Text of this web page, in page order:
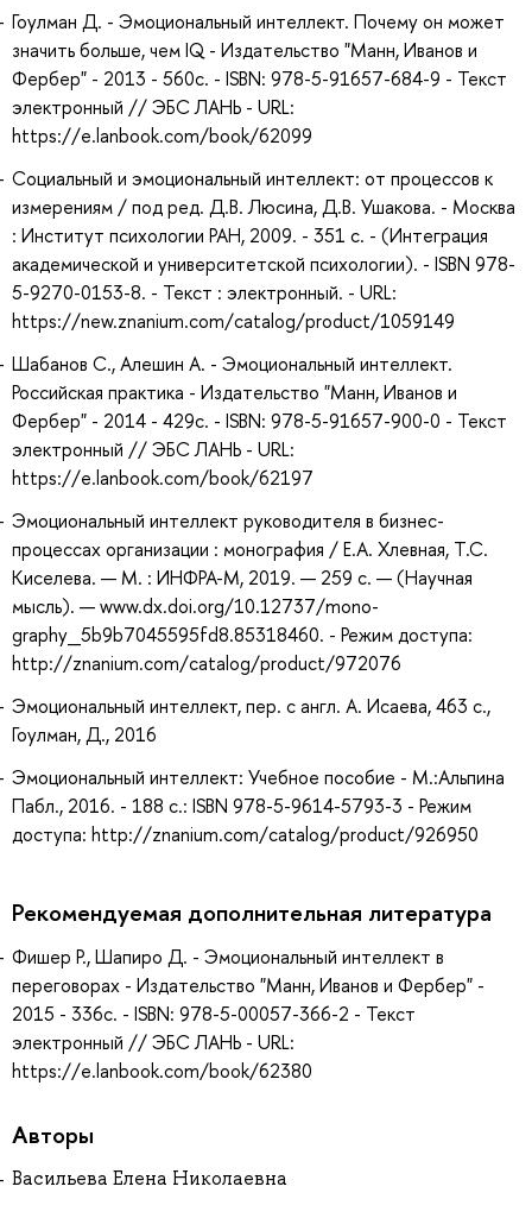
Гоулман Д. - Эмоциональный интеллект. Почему он может
значить больше, чем IQ - Издательство "Манн, Иванов и
Фербер" - 2013 - 560с. - ISBN: 978-5-91657-684-9 - Текст
электронный // ЭБС ЛАНЬ - URL:
https://e.lanbook.com/book/62099
Социальный и эмоциональный интеллект: от процессов к
измерениям / под ред. Д.В. Люсина, Д.В. Ушакова. - Москва
: Институт психологии РАН, 2009. - 351 с. - (Интеграция
академической и университетской психологии). - ISBN 978-
5-9270-0153-8. - Текст : электронный. - URL:
https://new.znanium.com/catalog/product/1059149
Шабанов С., Алешин А. - Эмоциональный интеллект.
Российская практика - Издательство "Манн, Иванов и
Фербер" - 2014 - 429с. - ISBN: 978-5-91657-900-0 - Текст
электронный // ЭБС ЛАНЬ - URL:
https://e.lanbook.com/book/62197
Эмоциональный интеллект руководителя в бизнес-
процессах организации : монография / Е.А. Хлевная, Т.С.
Киселева. — М. : ИНФРА-М, 2019. — 259 с. — (Научная
мысль). — www.dx.doi.org/10.12737/mono-
graphy_5b9b7045595fd8.85318460. - Режим доступа:
http://znanium.com/catalog/product/972076
Эмоциональный интеллект, пер. с англ. А. Исаева, 463 с.,
Гоулман, Д., 2016
Эмоциональный интеллект: Учебное пособие - М.:Альпина
Пабл., 2016. - 188 с.: ISBN 978-5-9614-5793-3 - Режим
доступа: http://znanium.com/catalog/product/926950
Рекомендуемая дополнительная литература
Фишер Р., Шапиро Д. - Эмоциональный интеллект в
переговорах - Издательство "Манн, Иванов и Фербер" -
2015 - 336с. - ISBN: 978-5-00057-366-2 - Текст
электронный // ЭБС ЛАНЬ - URL:
https://e.lanbook.com/book/62380
Авторы
Васильева Елена Николаевна